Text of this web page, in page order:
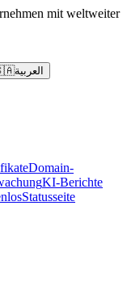
mit weltweiter
العربية
Domain-
KI-Berichte
Statusseite